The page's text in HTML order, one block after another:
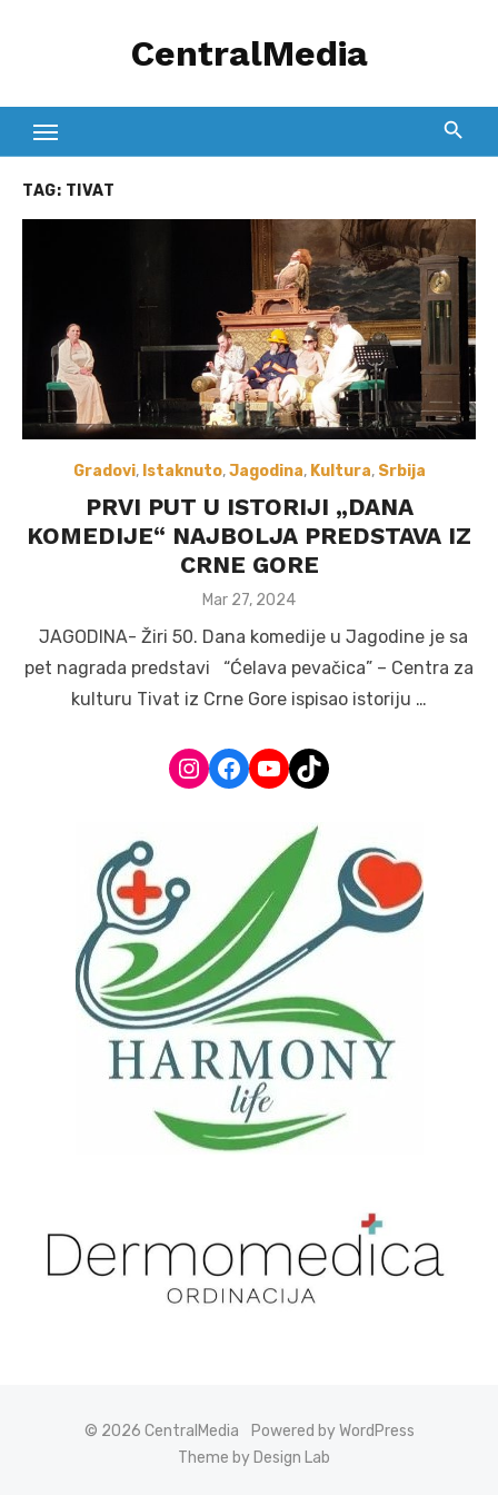
CentralMedia
TAG: TIVAT
Gradovi, Istaknuto,Jagodina, Kultura, Srbija
PRVI PUT U ISTORIJI „DANA
KOMEDIJE“ NAJBOLJA PREDSTAVA IZ
CRNE GORE
Posted
Mar 27, 2024
JAGODINA- Žiri 50. Dana komedije u Jagodine je sa
pet nagrada predstavi “Ćelava pevačica” – Centra za
kulturu Tivat iz Crne Gore ispisao istoriju …
Instagram
Facebook
YouTube
TikTok
© 2026 CentralMedia
Powered by WordPress
Theme by Design Lab